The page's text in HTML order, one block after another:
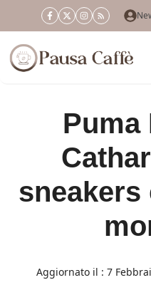
al
contenuto
Puma
sneakers
Aggiornato il : 7